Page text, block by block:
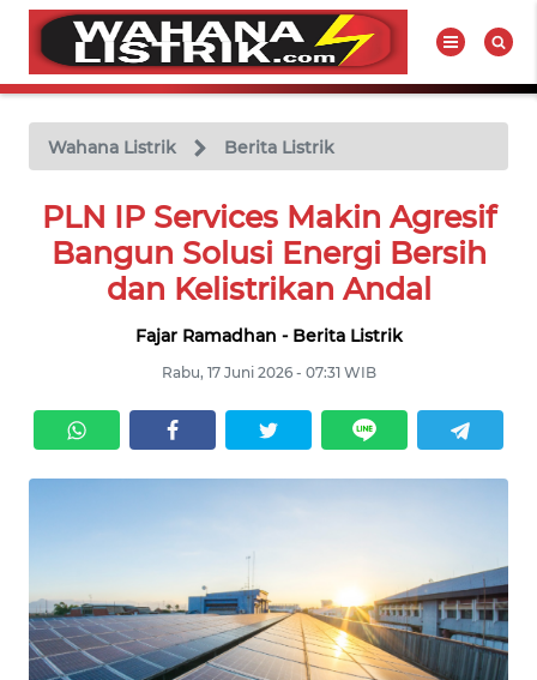
Wahana Listrik Berita Listrik
PLN IP Services Makin Agresif
Bangun Solusi Energi Bersih
dan Kelistrikan Andal
Fajar Ramadhan - Berita Listrik
Rabu, 17 Juni 2026 - 07:31 WIB
TV
Tutup
BERITA
LISTRIK
LISTRIK
LISTRIK
SERBA-
SERBI